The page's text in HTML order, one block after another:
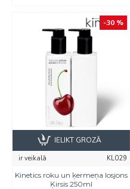
-30 %
ir veikalā
KL029
Kinetics roku un ķermeņa losjons
Ķirsis 250ml
IELIKT GROZĀ